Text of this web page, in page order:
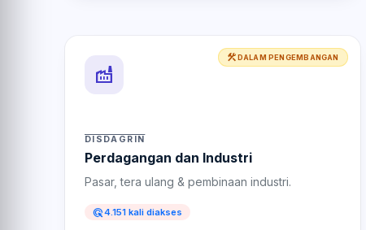
constructionDALAM PENGEMBANGAN
factory
DISDAGRIN
Perdagangan dan Industri
Pasar, tera ulang & pembinaan industri.
ads_click4.151 kali diakses